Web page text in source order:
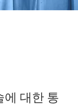
에 대한 통